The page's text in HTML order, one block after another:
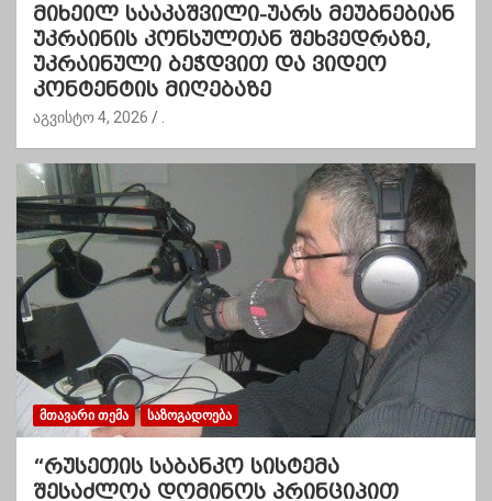
მიხეილ სააკაშვილი-უარს მეუბნებიან
უკრაინის კონსულთან შეხვედრაზე,
უკრაინული ბეჭდვით და ვიდეო
კონტენტის მიღებაზე
აგვისტო 4, 2026
ᲛᲗᲐᲕᲐᲠᲘ ᲗᲔᲛᲐ ᲡᲐᲖᲝᲒᲐᲓᲝᲔᲑᲐ
“რუსეთის საბანკო სისტემა
შესაძლოა დომინოს პრინციპით